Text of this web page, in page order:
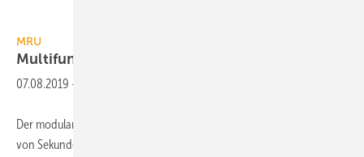
MRU
Multifunktions-Detektor
07.08.2019 -
Der modular aufgebaute Detektor 400GD von MRU kann innerhalb
von Sekunden vom Gasspürer auf einen Rückstaumelder, einen